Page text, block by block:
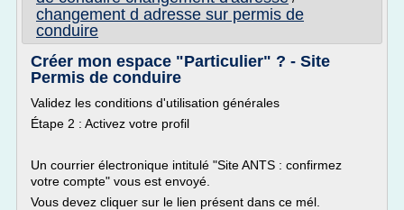
changement d adresse sur permis de
conduire
Créer mon espace "Particulier" ? - Site
Permis de conduire
Validez les conditions d'utilisation générales
Étape 2 : Activez votre profil
Un courrier électronique intitulé "Site ANTS : confirmez
votre compte" vous est envoyé.
Vous devez cliquer sur le lien présent dans ce mél.